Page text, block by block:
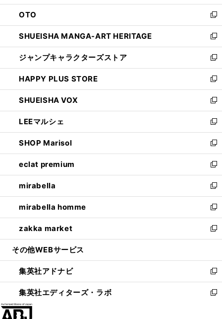
ウ
で
開
く
ン
ド
ウ
で
開
く
OTO
新
し
い
ウ
ィ
ン
ド
ウ
で
開
く
SHUEISHA MANGA-ART HERITAGE
新
し
い
ウ
ィ
ン
ド
ウ
で
開
く
ジャンプキャラクターズストア
新
し
い
ウ
ィ
ン
ド
ウ
で
開
く
HAPPY PLUS STORE
新
し
い
ウ
ィ
ン
ド
ウ
で
開
く
SHUEISHA VOX
新
し
い
ウ
ィ
ン
ド
ウ
で
開
く
LEEマルシェ
新
し
い
ウ
ィ
ン
ド
ウ
で
開
く
SHOP Marisol
新
し
い
ウ
ィ
ン
ド
ウ
で
開
eclat premium
新
し
い
ウ
ィ
ン
ド
ウ
開
く
mirabella
新
し
い
ウ
ィ
ン
ウ
で
開
く
mirabella homme
新
し
い
ウ
ン
ド
ウ
で
zakka market
新
し
ウ
ィ
ン
ド
その他WEBサービス
集英社アドナビ
新
し
い
集英社エディターズ・ラボ
新